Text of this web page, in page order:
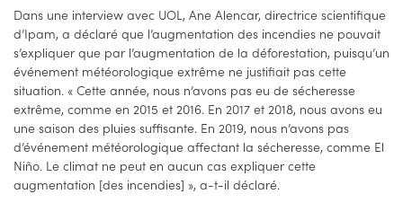
Dans une interview avec UOL, Ane Alencar, directrice scientifique
d’Ipam, a déclaré que l’augmentation des incendies ne pouvait
s’expliquer que par l’augmentation de la déforestation, puisqu’un
événement météorologique extrême ne justifiait pas cette
situation. « Cette année, nous n’avons pas eu de sécheresse
extrême, comme en 2015 et 2016. En 2017 et 2018, nous avons eu
une saison des pluies suffisante. En 2019, nous n’avons pas
d’événement météorologique affectant la sécheresse, comme El
Niño. Le climat ne peut en aucun cas expliquer cette
augmentation [des incendies] », a-t-il déclaré.